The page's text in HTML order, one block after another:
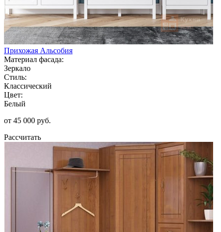
Прихожая Альсобия
Материал фасада:
Зеркало
Стиль:
Классический
Цвет:
Белый
от 45 000 руб.
Рассчитать